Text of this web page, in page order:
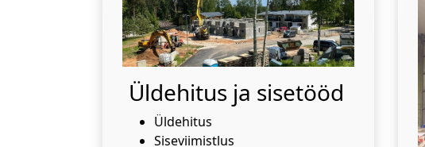
Üldehitus ja sisetööd
Üldehitus
Siseviimistlus